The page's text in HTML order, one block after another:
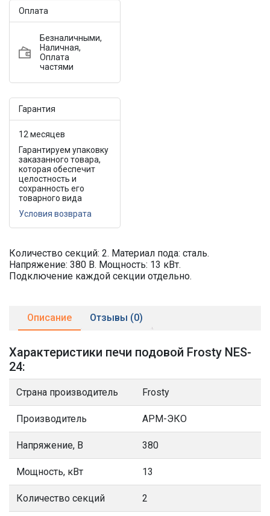
Оплата
Безналичными,
Наличная,
Оплата
частями
Гарантия
12 месяцев
Гарантируем упаковку
заказанного товара,
которая обеспечит
целостность и
сохранность его
товарного вида
Условия возврата
Количество секций: 2. Материал пода: сталь.
Напряжение: 380 В. Мощность: 13 кВт.
Подключение каждой секции отдельно.
Описание Отзывы (0)
Характеристики печи подовой Frosty NES-
24:
Страна производитель Frosty
Производитель АРМ-ЭКО
Напряжение, В 380
Мощность, кВт 13
Количество секций 2